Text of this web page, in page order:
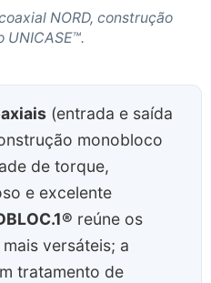
NORD, construção
UNICASE™.
(entrada e saída
monobloco
de torque,
e excelente
reúne os
versáteis; a
tratamento de